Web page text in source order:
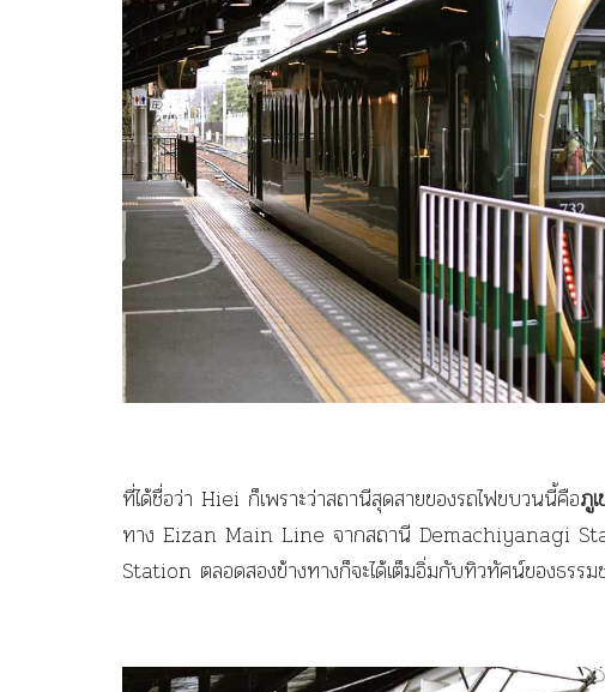
ที่ได้ชื่อว่า Hiei ก็เพราะว่าสถานีสุดสายของรถไฟขบวนนี้คือภู
ทาง Eizan Main Line จากสถานี Demachiyanagi
Station ตลอดสองข้างทางก็จะได้เต็มอิ่มกับทิวทัศน์ของธรรม